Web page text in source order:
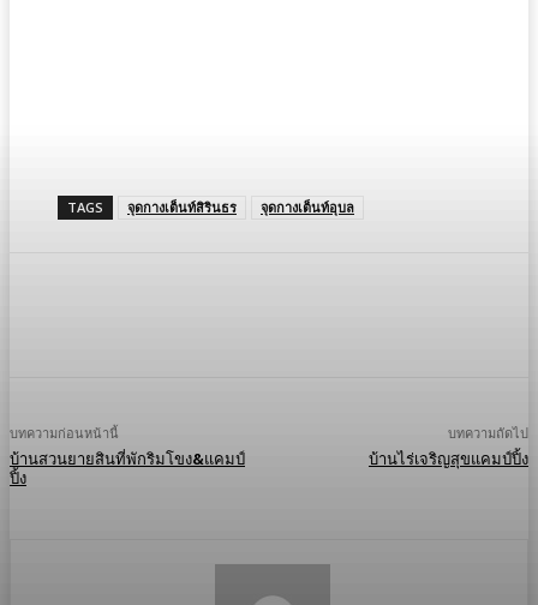
TAGS จุดกางเต็นท์สิรินธร จุดกางเต็นท์อุบล
บทความก่อนหน้านี้
บ้านสวนยายสินที่พักริมโขง&แคมป์
ปิ้ง
บทความถัดไป
บ้านไร่เจริญสุขแคมป์ปิ้ง